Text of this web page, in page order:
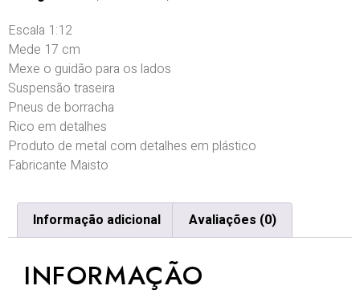
Escala 1:12
Mede 17 cm
Mexe o guidão para os lados
Suspensão traseira
Pneus de borracha
Rico em detalhes
Produto de metal com detalhes em plástico
Fabricante Maisto
Informação adicional Avaliações (0)
INFORMAÇÃO